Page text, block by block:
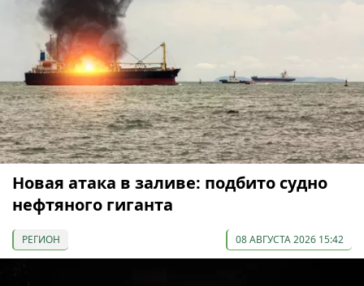
Новая атака в заливе: подбито судно
нефтяного гиганта
РЕГИОН 08 АВГУСТА 2026 15:42